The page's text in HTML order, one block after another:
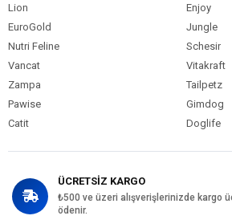
Lion
Enjoy
EuroGold
Jungle
Nutri Feline
Schesir
Vancat
Vitakraft
Zampa
Tailpetz
Pawise
Gimdog
Catit
Doglife
ÜCRETSİZ KARGO
₺500 ve üzeri alışverişlerinizde kargo
ödenir.